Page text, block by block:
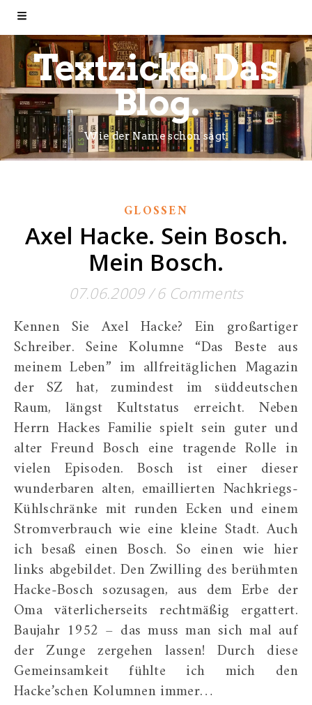
Textzicke. Das
Blog.
Wie der Name schon sagt.
GLOSSEN
Axel Hacke. Sein Bosch.
Mein Bosch.
07.06.2009/ 6 Comments
Kennen Sie Axel Hacke? Ein großartiger
Schreiber. Seine Kolumne “Das Beste aus
meinem Leben” im allfreitäglichen Magazin
der SZ hat, zumindest im süddeutschen
Raum, längst Kultstatus erreicht. Neben
Herrn Hackes Familie spielt sein guter und
alter Freund Bosch eine tragende Rolle in
vielen Episoden. Bosch ist einer dieser
wunderbaren alten, emaillierten Nachkriegs-
Kühlschränke mit runden Ecken und einem
Stromverbrauch wie eine kleine Stadt. Auch
ich besaß einen Bosch. So einen wie hier
links abgebildet. Den Zwilling des berühmten
Hacke-Bosch sozusagen, aus dem Erbe der
Oma väterlicherseits rechtmäßig ergattert.
Baujahr 1952 – das muss man sich mal auf
der Zunge zergehen lassen! Durch diese
Gemeinsamkeit fühlte ich mich den
Hacke’schen Kolumnen immer…